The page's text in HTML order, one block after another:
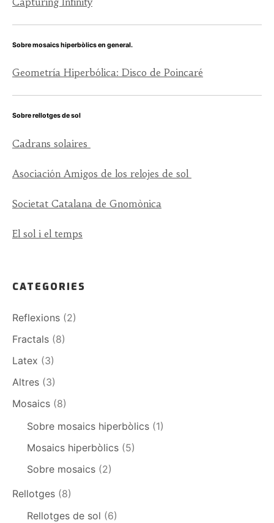
Sobre mosaics hiperbòlics en general.
Geometría Hiperbólica: Disco de Poincaré
Sobre rellotges de sol
Cadrans solaires
Asociación Amigos de los relojes de sol
Societat Catalana de Gnomònica
El sol i el temps
CATEGORIES
Reflexions (2)
Fractals (8)
Latex (3)
Altres (3)
Mosaics (8)
Sobre mosaics hiperbòlics (1)
Mosaics hiperbòlics (5)
Sobre mosaics (2)
Rellotges (8)
Rellotges de sol (6)